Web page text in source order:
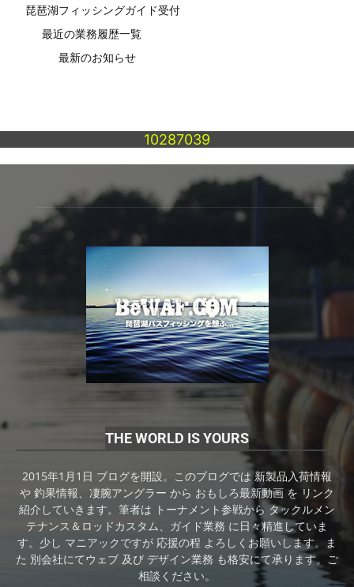
琵琶湖フィッシングガイド受付
最近の業務履歴一覧
最新のお知らせ
10287039
THE WORLD IS YOURS
2015年1月1日 ブログを開設。このブログでは 新製品入荷情報
や 釣果情報、凄腕アングラー から おもしろ最新動画 を リンク
紹介していきます。筆者は トーナメント参戦から タックルメン
テナンス＆ロッドカスタム、ガイド業務 に日々精進していま
す。少し マニアックですが 応援の程 よろしくお願いします。ま
た 別会社にてウェブ 及び デザイン業務 も格安にて承ります。ご
相談ください。